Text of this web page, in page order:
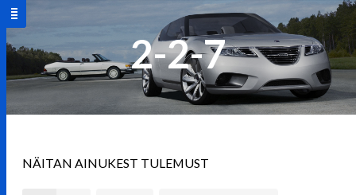
2-2-7
NÄITAN AINUKEST TULEMUST